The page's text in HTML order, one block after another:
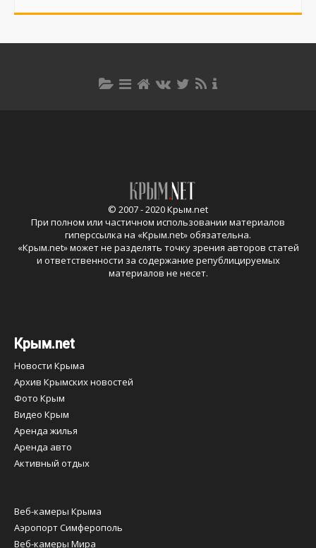
© 2007 - 2020 Крым.net
При полном или частичном использовании материалов
гиперссылка на «Крым.net» обязательна.
«Крым.net» может не разделять точку зрения авторов статей
и ответственности за содержание републицируемых
материалов не несет.
Крым.net
Новости Крыма
Архив Крымских новостей
Фото Крым
Видео Крым
Аренда жилья
Аренда авто
Активный отдых
Веб-камеры Крыма
Аэропорт Симферополь
Веб-камеры Мира